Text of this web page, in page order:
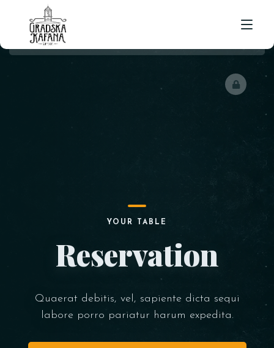
YOUR TABLE
Reservation
Quaerat debitis, vel, sapiente dicta sequi
labore porro pariatur harum expedita.